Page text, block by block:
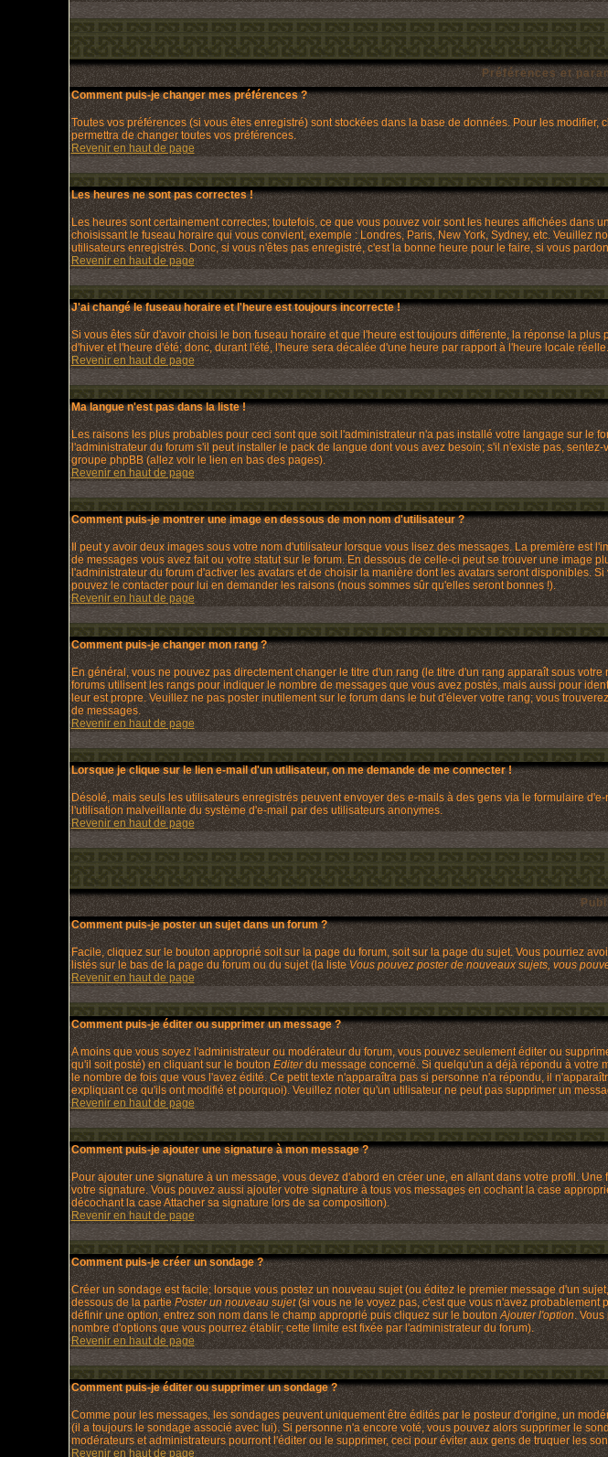
Préférences et
Comment puis-je changer mes préférences ?
Toutes vos préférences (si vous êtes enregistré) sont stockées dans la base de données. Pour les modifier,
permettra de changer toutes vos préférences.
Revenir en haut de page
Les heures ne sont pas correctes !
Les heures sont certainement correctes; toutefois, ce que vous pouvez voir sont les heures affichées
choisissant le fuseau horaire qui vous convient, exemple : Londres, Paris, New York, Sydney, etc.
utilisateurs enregistrés. Donc, si vous n'êtes pas enregistré, c'est la bonne heure pour le faire, si vous
Revenir en haut de page
J'ai changé le fuseau horaire et l'heure est toujours incorrecte !
Si vous êtes sûr d'avoir choisi le bon fuseau horaire et que l'heure est toujours différente, la réponse la
d'hiver et l'heure d'été; donc, durant l'été, l'heure sera décalée d'une heure par rapport à l'heure locale réelle.
Revenir en haut de page
Ma langue n'est pas dans la liste !
Les raisons les plus probables pour ceci sont que soit l'administrateur n'a pas installé votre langage sur
l'administrateur du forum s'il peut installer le pack de langue dont vous avez besoin; s'il n'existe pas,
groupe phpBB (allez voir le lien en bas des pages).
Revenir en haut de page
Comment puis-je montrer une image en dessous de mon nom d'utilisateur ?
Il peut y avoir deux images sous votre nom d'utilisateur lorsque vous lisez des messages. La première
de messages vous avez fait ou votre statut sur le forum. En dessous de celle-ci peut se trouver une
l'administrateur du forum d'activer les avatars et de choisir la manière dont les avatars seront disponibles.
pouvez le contacter pour lui en demander les raisons (nous sommes sûr qu'elles seront bonnes !).
Revenir en haut de page
Comment puis-je changer mon rang ?
En général, vous ne pouvez pas directement changer le titre d'un rang (le titre d'un rang apparaît sous
forums utilisent les rangs pour indiquer le nombre de messages que vous avez postés, mais aussi pour
leur est propre. Veuillez ne pas poster inutilement sur le forum dans le but d'élever votre rang; vous
de messages.
Revenir en haut de page
Lorsque je clique sur le lien e-mail d'un utilisateur, on me demande de me connecter !
Désolé, mais seuls les utilisateurs enregistrés peuvent envoyer des e-mails à des gens via le formulaire
l'utilisation malveillante du système d'e-mail par des utilisateurs anonymes.
Revenir en haut de page
Comment puis-je poster un sujet dans un forum ?
Facile, cliquez sur le bouton approprié soit sur la page du forum, soit sur la page du sujet. Vous pourriez
listés sur le bas de la page du forum ou du sujet (la listeVous pouvez poster de nouveaux sujets, vous
Revenir en haut de page
Comment puis-je éditer ou supprimer un message ?
A moins que vous soyez l'administrateur ou modérateur du forum, vous pouvez seulement éditer ou
qu'il soit posté) en cliquant sur le boutonEditerdu message concerné. Si quelqu'un a déjà répondu à votre
le nombre de fois que vous l'avez édité. Ce petit texte n'apparaîtra pas si personne n'a répondu, il
expliquant ce qu'ils ont modifié et pourquoi). Veuillez noter qu'un utilisateur ne peut pas supprimer un
Revenir en haut de page
Comment puis-je ajouter une signature à mon message ?
Pour ajouter une signature à un message, vous devez d'abord en créer une, en allant dans votre profil.
votre signature. Vous pouvez aussi ajouter votre signature à tous vos messages en cochant la case
décochant la case Attacher sa signature lors de sa composition).
Revenir en haut de page
Comment puis-je créer un sondage ?
Créer un sondage est facile; lorsque vous postez un nouveau sujet (ou éditez le premier message d'un
dessous de la partiePoster un nouveau sujet(si vous ne le voyez pas, c'est que vous n'avez probablement
définir une option, entrez son nom dans le champ approprié puis cliquez sur le boutonAjouter l'option.
nombre d'options que vous pourrez établir; cette limite est fixée par l'administrateur du forum).
Revenir en haut de page
Comment puis-je éditer ou supprimer un sondage ?
Comme pour les messages, les sondages peuvent uniquement être édités par le posteur d'origine, un
(il a toujours le sondage associé avec lui). Si personne n'a encore voté, vous pouvez alors supprimer le
modérateurs et administrateurs pourront l'éditer ou le supprimer, ceci pour éviter aux gens de truquer les
Revenir en haut de page